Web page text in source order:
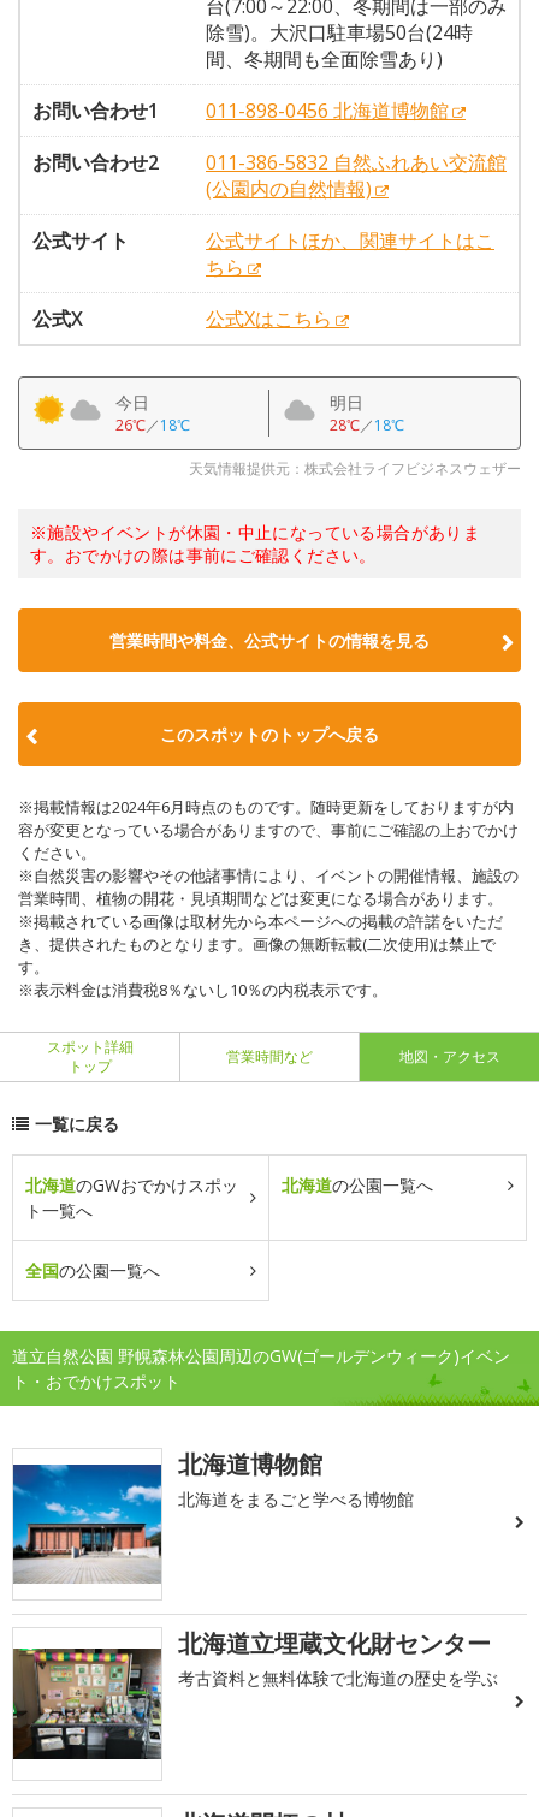
台(7:00～22:00、冬期間は一部のみ
除雪)。大沢口駐車場50台(24時
間、冬期間も全面除雪あり)
お問い合わせ1
011-898-0456 北海道博物館
お問い合わせ2
011-386-5832 自然ふれあい交流館
(公園内の自然情報)
公式サイト
公式サイトほか、関連サイトはこ
ちら
公式X
公式Xはこちら
今日
26℃／18℃
明日
28℃／18℃
天気情報提供元：株式会社ライフビジネスウェザー
※施設やイベントが休園・中止になっている場合がありま
す。おでかけの際は事前にご確認ください。
営業時間や料金、公式サイトの情報を見る
このスポットのトップへ戻る
※掲載情報は2024年6月時点のものです。随時更新をしておりますが内
容が変更となっている場合がありますので、事前にご確認の上おでかけ
ください。
※自然災害の影響やその他諸事情により、イベントの開催情報、施設の
営業時間、植物の開花・見頃期間などは変更になる場合があります。
※掲載されている画像は取材先から本ページへの掲載の許諾をいただ
き、提供されたものとなります。画像の無断転載(二次使用)は禁止で
す。
※表示料金は消費税8％ないし10％の内税表示です。
スポット詳細
トップ
営業時間など 地図・アクセス
一覧に戻る
北海道のGWおでかけスポッ
ト一覧へ
北海道の公園一覧へ
全国の公園一覧へ
道立自然公園 野幌森林公園周辺のGW(ゴールデンウィーク)イベン
ト・おでかけスポット
北海道博物館
北海道をまるごと学べる博物館
北海道立埋蔵文化財センター
考古資料と無料体験で北海道の歴史を学ぶ